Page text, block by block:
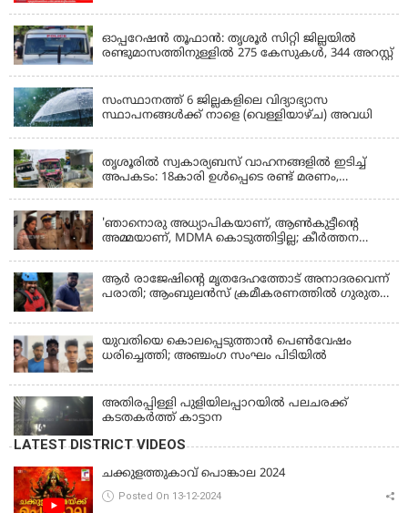
ഓപ്പറേഷൻ തൂഫാൻ: തൃശൂർ സിറ്റി ജില്ലയിൽ
രണ്ടുമാസത്തിനുള്ളിൽ 275 കേസുകൾ, 344 അറസ്റ്റ്
സംസ്ഥാനത്ത് 6 ജില്ലകളിലെ വിദ്യാഭ്യാസ
സ്ഥാപനങ്ങൾക്ക് നാളെ (വെള്ളിയാഴ്ച) അവധി
തൃശൂരിൽ സ്വകാര്യബസ് വാഹനങ്ങളില്‍ ഇടിച്ച്
അപകടം: 18കാരി ഉൾപ്പെടെ രണ്ട് മരണം,
'ഞാനൊരു അധ്യാപികയാണ്, ആണ്‍കുട്ടീന്റെ
അമ്മയാണ്‌, MDMA കൊടുത്തിട്ടില്ല; കീർത്തന
ആര്‍ രാജേഷിന്റെ മൃതദേഹത്തോട് അനാദരവെന്ന്
പരാതി; ആംബുലന്‍സ് ക്രമീകരണത്തില്‍ ഗുരുതര
ഫ്രീസര്‍ സംവിധാനം ഇല്ലാതെയെന്നും ആരോപണം
യുവതിയെ കൊലപ്പെടുത്താൻ പെൺവേഷം
ധരിച്ചെത്തി; അഞ്ചംഗ സംഘം പിടിയിൽ
അതിരപ്പിള്ളി പുളിയിലപ്പാറയിൽ പലചരക്ക്
കടതകർത്ത് കാട്ടാന
LATEST DISTRICT VIDEOS
ചക്കുളത്തുകാവ് പൊങ്കാല 2024
Posted On 13-12-2024